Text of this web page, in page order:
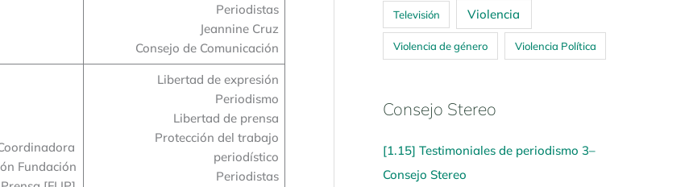
Periodistas
Jeannine Cruz
Consejo de Comunicación
Fundación
Libertad de expresión
Periodismo
Libertad de prensa
Protección del trabajo
periodístico
Periodistas
Televisión Violencia
Violencia de género Violencia Política
Consejo Stereo
[1.15] Testimoniales de periodismo 3–
Consejo Stereo